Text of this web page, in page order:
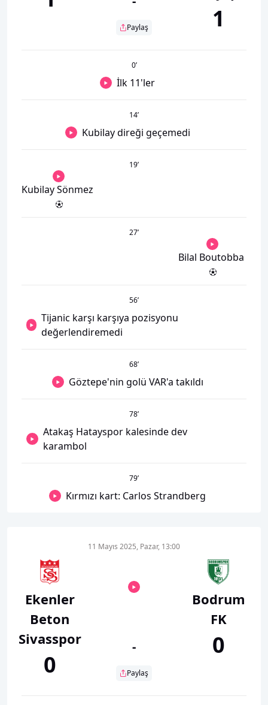
Paylaş 1
0’
İlk 11'ler
14’
Kubilay direği geçemedi
19’
Kubilay Sönmez
27’
Bilal Boutobba
56’
Tijanic karşı karşıya pozisyonu
değerlendiremedi
68’
Göztepe'nin golü VAR'a takıldı
78’
Atakaş Hatayspor kalesinde dev
karambol
79’
Kırmızı kart: Carlos Strandberg
Ekenler
Beton
Sivasspor
0
11 Mayıs 2025, Pazar, 13:00
-
Paylaş
Bodrum
FK
0